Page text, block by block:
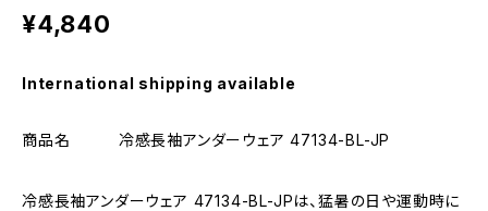
¥4,840
International shipping available
商品名 冷感長袖アンダーウェア 47134-BL-JP
冷感長袖アンダーウェア 47134-BL-JPは、猛暑の日や運動時に